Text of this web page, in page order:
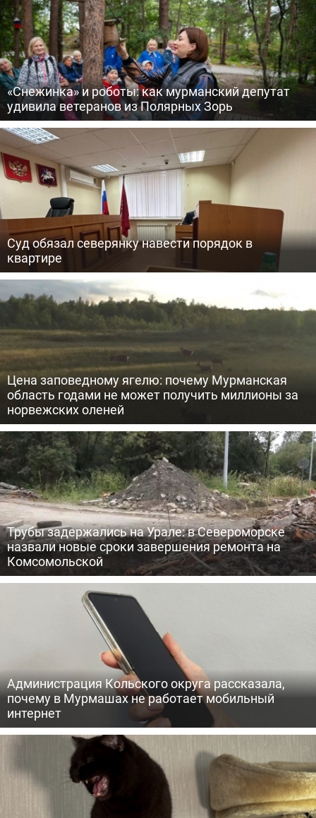
«Снежинка» и роботы: как мурманский депутат
удивила ветеранов из Полярных Зорь
Суд обязал северянку навести порядок в
квартире
Цена заповедному ягелю: почему Мурманская
область годами не может получить миллионы за
норвежских оленей
Трубы задержались на Урале: в Североморске
назвали новые сроки завершения ремонта на
Комсомольской
Администрация Кольского округа рассказала,
почему в Мурмашах не работает мобильный
интернет